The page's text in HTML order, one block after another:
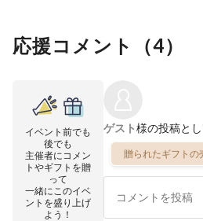
応援コメント（4）
イベント前でも
後でも
主催者にコメン
トやギフトを贈
って
一緒にこのイベ
ントを盛り上げ
よう！
ゲスト様の投稿とし
贈られたギフトの